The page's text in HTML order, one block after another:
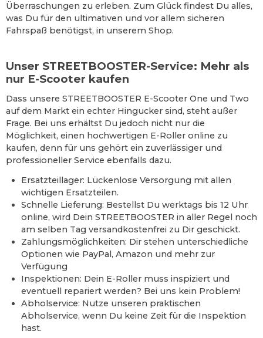
Überraschungen zu erleben. Zum Glück findest Du alles,
was Du für den ultimativen und vor allem sicheren
Fahrspaß benötigst, in unserem Shop.
Unser STREETBOOSTER-Service: Mehr als
nur E-Scooter kaufen
Dass unsere STREETBOOSTER E-Scooter One und Two
auf dem Markt ein echter Hingucker sind, steht außer
Frage. Bei uns erhältst Du jedoch nicht nur die
Möglichkeit, einen hochwertigen E-Roller online zu
kaufen, denn für uns gehört ein zuverlässiger und
professioneller Service ebenfalls dazu.
Ersatzteillager: Lückenlose Versorgung mit allen
wichtigen Ersatzteilen.
Schnelle Lieferung: Bestellst Du werktags bis 12 Uhr
online, wird Dein STREETBOOSTER in aller Regel noch
am selben Tag versandkostenfrei zu Dir geschickt.
Zahlungsmöglichkeiten: Dir stehen unterschiedliche
Optionen wie PayPal, Amazon und mehr zur
Verfügung
Inspektionen: Dein E-Roller muss inspiziert und
eventuell repariert werden? Bei uns kein Problem!
Abholservice: Nutze unseren praktischen
Abholservice, wenn Du keine Zeit für die Inspektion
hast.